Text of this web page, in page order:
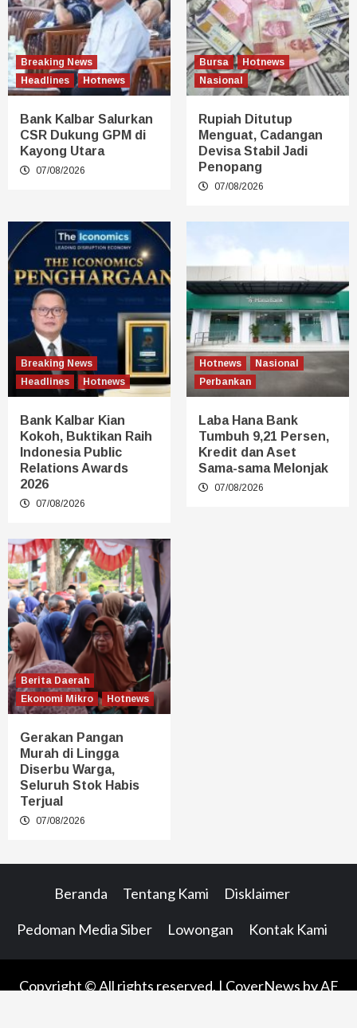
Breaking News
Headlines
Hotnews
Bank Kalbar Salurkan
CSR Dukung GPM di
Kayong Utara
07/08/2026
Bursa
Hotnews
Nasional
Rupiah Ditutup
Menguat, Cadangan
Devisa Stabil Jadi
Penopang
07/08/2026
Breaking News
Headlines
Hotnews
Bank Kalbar Kian
Kokoh, Buktikan Raih
Indonesia Public
Relations Awards
2026
07/08/2026
Hotnews
Nasional
Perbankan
Laba Hana Bank
Tumbuh 9,21 Persen,
Kredit dan Aset
Sama-sama Melonjak
07/08/2026
Berita Daerah
Ekonomi Mikro
Hotnews
Gerakan Pangan
Murah di Lingga
Diserbu Warga,
Seluruh Stok Habis
Terjual
07/08/2026
Beranda Tentang Kami Disklaimer
Pedoman Media Siber Lowongan Kontak Kami
Copyright © All rights reserved. | CoverNews by AF